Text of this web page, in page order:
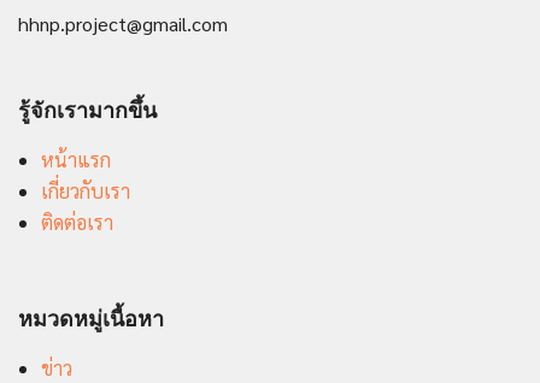
hhnp.project@gmail.com
รู้จักเรามากขึ้น
หน้าแรก
เกี่ยวกับเรา
ติดต่อเรา
หมวดหมู่เนื้อหา
ข่าว